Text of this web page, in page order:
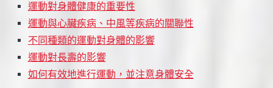
運動對身體健康的重要性
運動與心臟疾病、中風等疾病的關聯性
不同種類的運動對身體的影響
運動對長壽的影響
如何有效地進行運動，並注意身體安全